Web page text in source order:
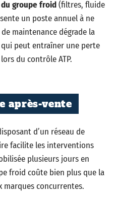
groupe froid(filtres, fluide
un poste annuel à ne
maintenance dégrade la
peut entraîner une perte
du contrôle ATP.
après-vente
d’un réseau de
facilite les interventions
plusieurs jours en
froid coûte bien plus que la
concurrentes.